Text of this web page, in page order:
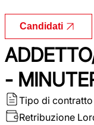
Candidati
-
Tipo di contratto
Retribuzione